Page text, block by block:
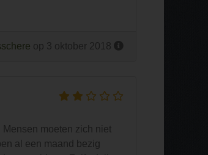
op 3 oktober 2018
Mensen moeten zich niet
al een maand bezig